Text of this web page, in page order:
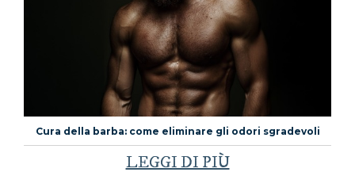
Cura della barba: come eliminare gli odori sgradevoli
LEGGI DI PIÙ